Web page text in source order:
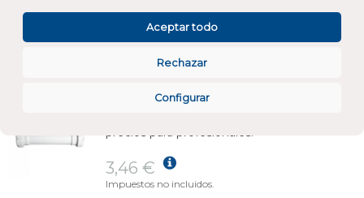
Configurar
Rechazar
Aceptar todo
022138
Añade al carrito y sigue el proceso de
precios para profesionales.
3,46 €
Impuestos no incluidos.